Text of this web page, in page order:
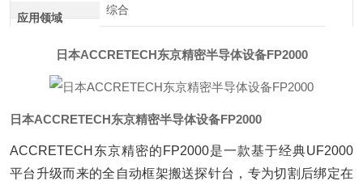
应用领域
综合
日本ACCRETECH东京精密半导体设备FP2000
日本ACCRETECH东京精密半导体设备FP2000
ACCRETECH东京精密的FP2000是一款基于经典UF2000
平台升级而来的全自动框架搬送探针台，专为切割后绑定在